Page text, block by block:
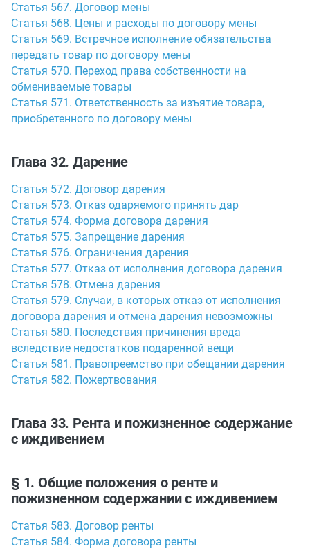
Статья 567. Договор мены
Статья 568. Цены и расходы по договору мены
Статья 569. Встречное исполнение обязательства
передать товар по договору мены
Статья 570. Переход права собственности на
обмениваемые товары
Статья 571. Ответственность за изъятие товара,
приобретенного по договору мены
Глава 32. Дарение
Статья 572. Договор дарения
Статья 573. Отказ одаряемого принять дар
Статья 574. Форма договора дарения
Статья 575. Запрещение дарения
Статья 576. Ограничения дарения
Статья 577. Отказ от исполнения договора дарения
Статья 578. Отмена дарения
Статья 579. Случаи, в которых отказ от исполнения
договора дарения и отмена дарения невозможны
Статья 580. Последствия причинения вреда
вследствие недостатков подаренной вещи
Статья 581. Правопреемство при обещании дарения
Статья 582. Пожертвования
Глава 33. Рента и пожизненное содержание
с иждивением
§ 1. Общие положения о ренте и
пожизненном содержании с иждивением
Статья 583. Договор ренты
Статья 584. Форма договора ренты